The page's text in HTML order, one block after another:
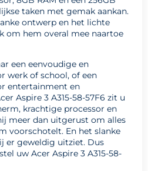
taken met gemak aankan.
ontwerp en het lichte
om hem overal mee naartoe
een eenvoudige en
werk of school, of een
entertainment en
Aspire 3 A315-58-57F6 zit u
krachtige processor en
meer dan uitgerust om alles
voorschotelt. En het slanke
er geweldig uitziet. Dus
uw Acer Aspire 3 A315-58-